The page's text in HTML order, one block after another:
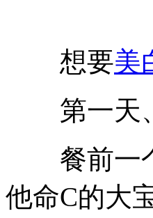
想要美
第一天
餐前一个
他命C的大